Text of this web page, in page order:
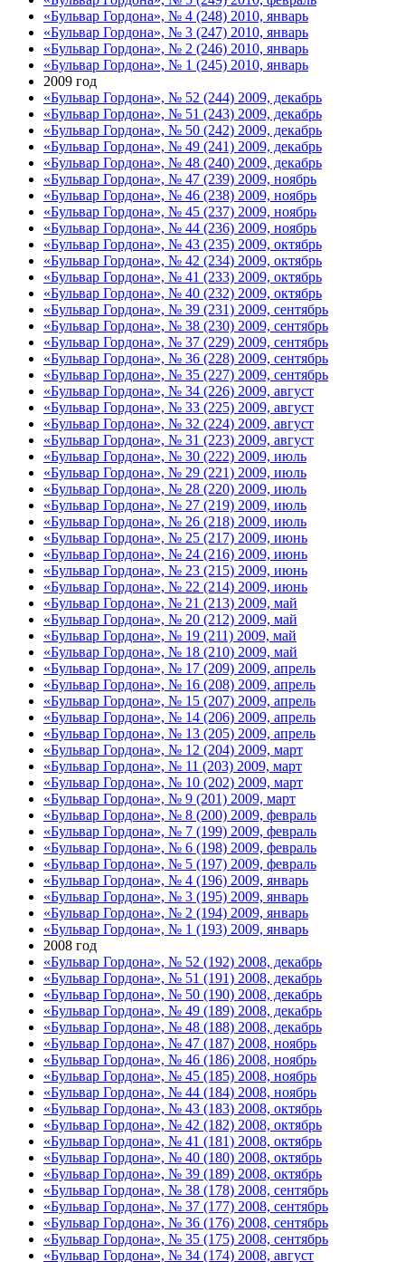
«Бульвар Гордона», № 4 (248) 2010, январь
«Бульвар Гордона», № 3 (247) 2010, январь
«Бульвар Гордона», № 2 (246) 2010, январь
«Бульвар Гордона», № 1 (245) 2010, январь
2009 год
«Бульвар Гордона», № 52 (244) 2009, декабрь
«Бульвар Гордона», № 51 (243) 2009, декабрь
«Бульвар Гордона», № 50 (242) 2009, декабрь
«Бульвар Гордона», № 49 (241) 2009, декабрь
«Бульвар Гордона», № 48 (240) 2009, декабрь
«Бульвар Гордона», № 47 (239) 2009, ноябрь
«Бульвар Гордона», № 46 (238) 2009, ноябрь
«Бульвар Гордона», № 45 (237) 2009, ноябрь
«Бульвар Гордона», № 44 (236) 2009, ноябрь
«Бульвар Гордона», № 43 (235) 2009, октябрь
«Бульвар Гордона», № 42 (234) 2009, октябрь
«Бульвар Гордона», № 41 (233) 2009, октябрь
«Бульвар Гордона», № 40 (232) 2009, октябрь
«Бульвар Гордона», № 39 (231) 2009, сентябрь
«Бульвар Гордона», № 38 (230) 2009, сентябрь
«Бульвар Гордона», № 37 (229) 2009, сентябрь
«Бульвар Гордона», № 36 (228) 2009, сентябрь
«Бульвар Гордона», № 35 (227) 2009, сентябрь
«Бульвар Гордона», № 34 (226) 2009, август
«Бульвар Гордона», № 33 (225) 2009, август
«Бульвар Гордона», № 32 (224) 2009, август
«Бульвар Гордона», № 31 (223) 2009, август
«Бульвар Гордона», № 30 (222) 2009, июль
«Бульвар Гордона», № 29 (221) 2009, июль
«Бульвар Гордона», № 28 (220) 2009, июль
«Бульвар Гордона», № 27 (219) 2009, июль
«Бульвар Гордона», № 26 (218) 2009, июль
«Бульвар Гордона», № 25 (217) 2009, июнь
«Бульвар Гордона», № 24 (216) 2009, июнь
«Бульвар Гордона», № 23 (215) 2009, июнь
«Бульвар Гордона», № 22 (214) 2009, июнь
«Бульвар Гордона», № 21 (213) 2009, май
«Бульвар Гордона», № 20 (212) 2009, май
«Бульвар Гордона», № 19 (211) 2009, май
«Бульвар Гордона», № 18 (210) 2009, май
«Бульвар Гордона», № 17 (209) 2009, апрель
«Бульвар Гордона», № 16 (208) 2009, апрель
«Бульвар Гордона», № 15 (207) 2009, апрель
«Бульвар Гордона», № 14 (206) 2009, апрель
«Бульвар Гордона», № 13 (205) 2009, апрель
«Бульвар Гордона», № 12 (204) 2009, март
«Бульвар Гордона», № 11 (203) 2009, март
«Бульвар Гордона», № 10 (202) 2009, март
«Бульвар Гордона», № 9 (201) 2009, март
«Бульвар Гордона», № 8 (200) 2009, февраль
«Бульвар Гордона», № 7 (199) 2009, февраль
«Бульвар Гордона», № 6 (198) 2009, февраль
«Бульвар Гордона», № 5 (197) 2009, февраль
«Бульвар Гордона», № 4 (196) 2009, январь
«Бульвар Гордона», № 3 (195) 2009, январь
«Бульвар Гордона», № 2 (194) 2009, январь
«Бульвар Гордона», № 1 (193) 2009, январь
2008 год
«Бульвар Гордона», № 52 (192) 2008, декабрь
«Бульвар Гордона», № 51 (191) 2008, декабрь
«Бульвар Гордона», № 50 (190) 2008, декабрь
«Бульвар Гордона», № 49 (189) 2008, декабрь
«Бульвар Гордона», № 48 (188) 2008, декабрь
«Бульвар Гордона», № 47 (187) 2008, ноябрь
«Бульвар Гордона», № 46 (186) 2008, ноябрь
«Бульвар Гордона», № 45 (185) 2008, ноябрь
«Бульвар Гордона», № 44 (184) 2008, ноябрь
«Бульвар Гордона», № 43 (183) 2008, октябрь
«Бульвар Гордона», № 42 (182) 2008, октябрь
«Бульвар Гордона», № 41 (181) 2008, октябрь
«Бульвар Гордона», № 40 (180) 2008, октябрь
«Бульвар Гордона», № 39 (189) 2008, октябрь
«Бульвар Гордона», № 38 (178) 2008, сентябрь
«Бульвар Гордона», № 37 (177) 2008, сентябрь
«Бульвар Гордона», № 36 (176) 2008, сентябрь
«Бульвар Гордона», № 35 (175) 2008, сентябрь
«Бульвар Гордона», № 34 (174) 2008, август